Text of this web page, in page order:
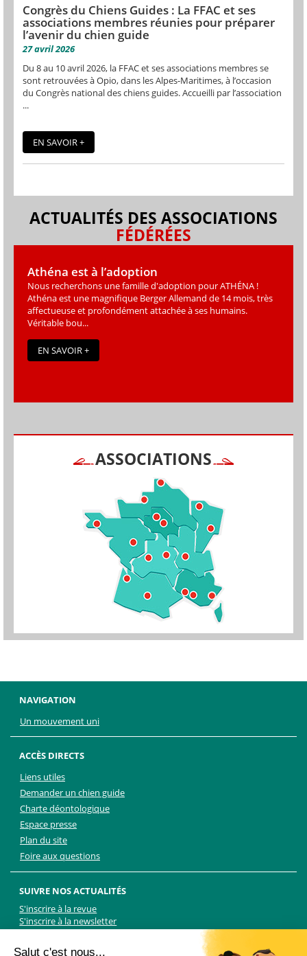
Congrès du Chiens Guides : La FFAC et ses
associations membres réunies pour préparer
l’avenir du chien guide
27 avril 2026
Du 8 au 10 avril 2026, la FFAC et ses associations membres se
sont retrouvées à Opio, dans les Alpes-Maritimes, à l’occasion
du Congrès national des chiens guides. Accueilli par l’association
...
EN SAVOIR +
ACTUALITÉS DES ASSOCIATIONS
FÉDÉRÉES
Athéna est à l’adoption
Nous recherchons une famille d'adoption pour ATHÉNA !
Athéna est une magniﬁque Berger Allemand de 14 mois, très
affectueuse et profondément attachée à ses humains.
Véritable bou...
EN SAVOIR +
ASSOCIATIONS
NAVIGATION
Un mouvement uni
ACCÈS DIRECTS
Liens utiles
Demander un chien guide
Charte déontologique
Espace presse
Plan du site
Foire aux questions
SUIVRE NOS ACTUALITÉS
S'inscrire à la revue
S'inscrire à la newsletter
TikTok
Salut c'est nous...